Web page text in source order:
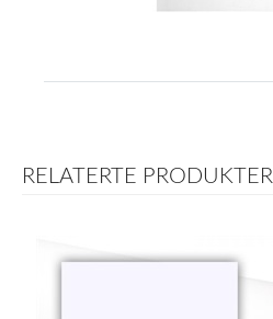
of
RELATERTE PRODUKTER